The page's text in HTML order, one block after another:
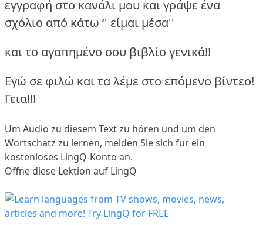
εγγραφή στο κανάλι μου και γράψε ένα
σχόλιο από κάτω ‘' είμαι μέσα''
και το αγαπημένο σου βιβλίο γενικά!!
Εγώ σε φιλώ και τα λέμε στο επόμενο βίντεο!
Γεια!!!
Um Audio zu diesem Text zu hören und um den
Wortschatz zu lernen, melden Sie sich für ein
kostenloses LingQ-Konto an.
Öffne diese Lektion auf LingQ